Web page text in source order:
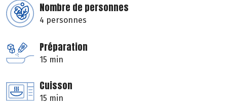
Nombre de personnes
4 personnes
Préparation
15 min
Cuisson
15 min